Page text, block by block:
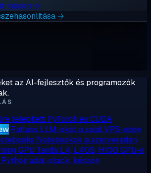
ingyen →
→
az AI-fejlesztők és programozók
telepített PyTorch és CUDA
Futtass LLM-eket a saját VPS-eden
Notebookok a szervereden
GPU Taníts L4, L40S, H100 GPU-n
Python adat-stack, készen